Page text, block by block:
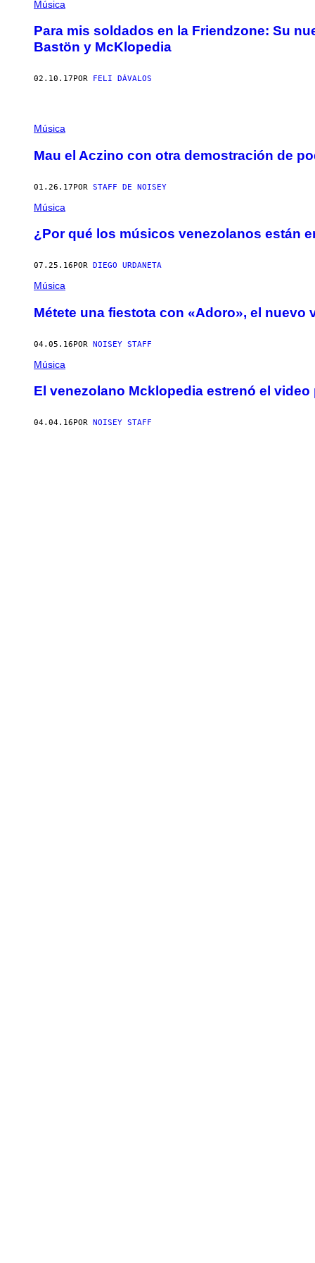
Música
Para mis soldados en la Friendzone: Su
Bastön y McKlopedia
02.10.17 POR FELI DÁVALOS
Música
Mau el Aczino con otra demostración de
01.26.17POR STAFF DE NOISEY
Música
¿Por qué los músicos venezolanos están
07.25.16 POR DIEGO URDANETA
Música
Métete una fiestota con «Adoro», el nuevo
04.05.16POR NOISEY STAFF
Música
El venezolano Mcklopedia estrenó el
04.04.16 POR NOISEY STAFF